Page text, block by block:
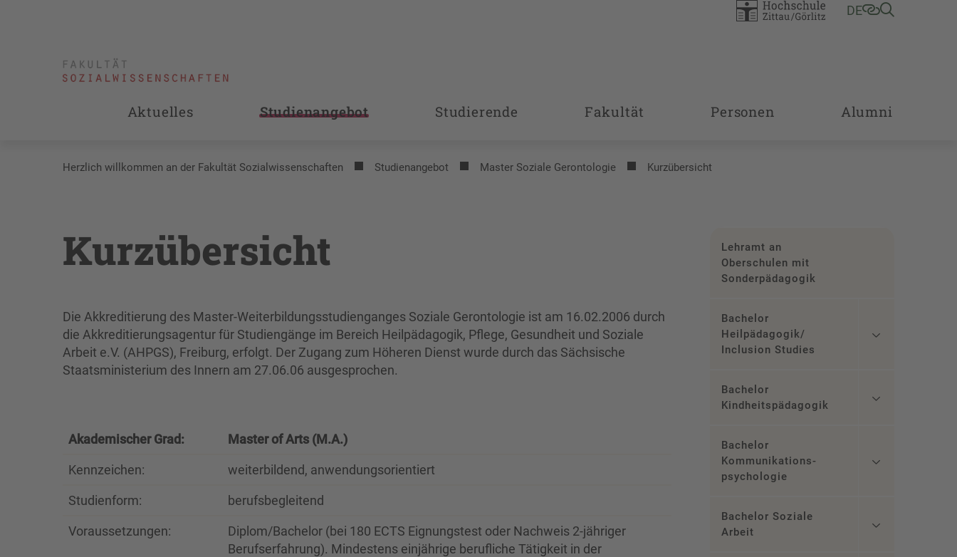
DE
Aktuelles Studienangebot Studierende Fakultät Personen Alumni
Herzlich willkommen an der Fakultät Sozialwissenschaften Studienangebot Master Soziale Gerontologie Kurzübersicht
Kurzübersicht
Die Akkreditierung des Master-Weiterbildungsstudienganges Soziale Gerontologie ist am 16.02.2006 durch
die Akkreditierungsagentur für Studiengänge im Bereich Heilpädagogik, Pflege, Gesundheit und Soziale
Arbeit e.V. (AHPGS), Freiburg, erfolgt. Der Zugang zum Höheren Dienst wurde durch das Sächsische
Staatsministerium des Innern am 27.06.06 ausgesprochen.
Akademischer Grad: Master of Arts (M.A.)
Kennzeichen: weiterbildend, an­wendungsorientiert
Studienform: berufsbegleitend
Voraussetzungen:
Diplom/Bachelor (bei 180 ECTS Eignungstest oder Nachweis 2-jähriger
Berufserfahrung). Mindestens einjährige berufliche Tätigkeit in der
Lehramt an
Oberschulen mit
Sonderpädagogik
Bachelor
Heilpädagogik/
Inclusion Studies
Bachelor
Kindheitspädagogik
Bachelor
Kommunikations­
psychologie
Bachelor Soziale
Arbeit